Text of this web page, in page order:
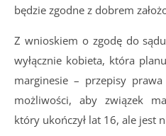
będzie zgodne z dobrem
Z wnioskiem o zgodę do
wyłącznie kobieta, która
marginesie – przepisy
możliwości, aby związek
który ukończył lat 16, ale jest